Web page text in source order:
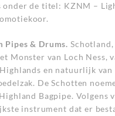
onder de titel: KZNM –
Pipes & Drums.
Monster van Loch Ness,
en natuurlijk van
De Schotten
Bagpipe. Volgens
instrument dat er